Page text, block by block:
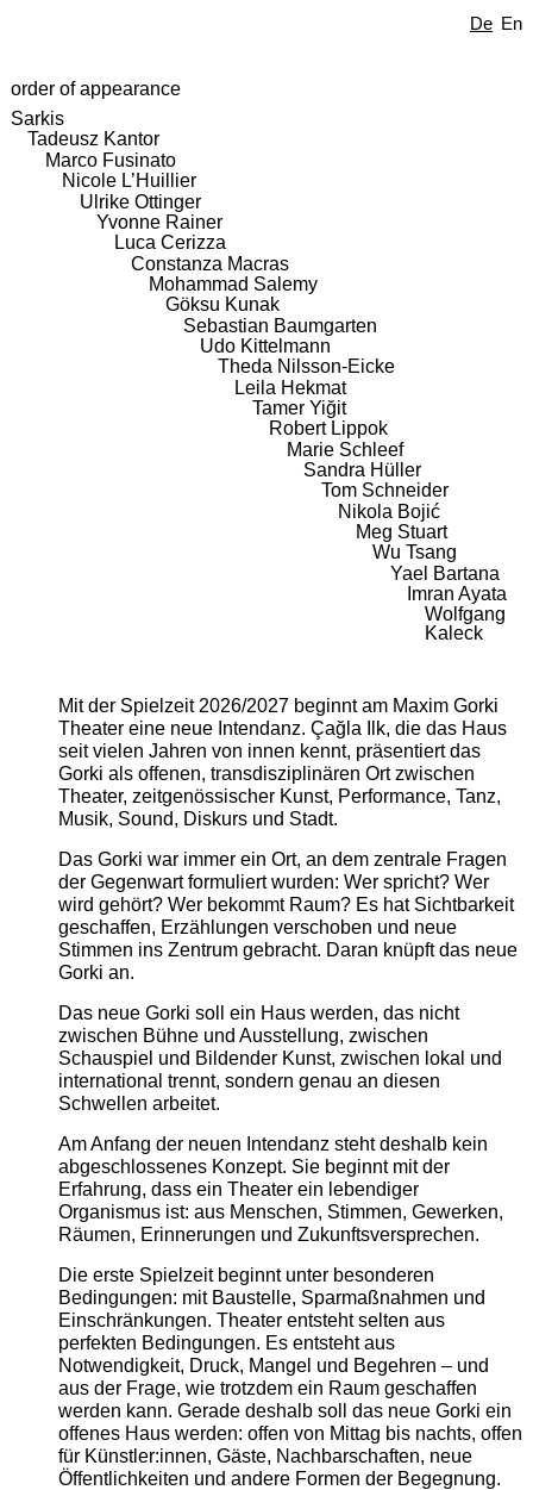
De En
order of appearance
Sarkis
Tadeusz Kantor
Marco Fusinato
Nicole L’Huillier
Ulrike Ottinger
Yvonne Rainer
Luca Cerizza
Constanza Macras
Mohammad Salemy
Göksu Kunak
Sebastian Baumgarten
Udo Kittelmann
Theda Nilsson-Eicke
Leila Hekmat
Tamer Yiğit
Robert Lippok
Marie Schleef
Sandra Hüller
Tom Schneider
Nikola Bojić
Meg Stuart
Wu Tsang
Yael Bartana
Imran Ayata
Wolfgang
Kaleck
Mit der Spielzeit 2026/2027 beginnt am Maxim Gorki
Theater eine neue Intendanz. Çağla Ilk, die das Haus
seit vielen Jahren von innen kennt, präsentiert das
Gorki als offenen, transdisziplinären Ort zwischen
Theater, zeitgenössischer Kunst, Performance, Tanz,
Musik, Sound, Diskurs und Stadt.
Das Gorki war immer ein Ort, an dem zentrale Fragen
der Gegenwart formuliert wurden: Wer spricht? Wer
wird gehört? Wer bekommt Raum? Es hat Sichtbarkeit
geschaffen, Erzählungen verschoben und neue
Stimmen ins Zentrum gebracht. Daran knüpft das neue
Gorki an.
Das neue Gorki soll ein Haus werden, das nicht
zwischen Bühne und Ausstellung, zwischen
Schauspiel und Bildender Kunst, zwischen lokal und
international trennt, sondern genau an diesen
Schwellen arbeitet.
Am Anfang der neuen Intendanz steht deshalb kein
abgeschlossenes Konzept. Sie beginnt mit der
Erfahrung, dass ein Theater ein lebendiger
Organismus ist: aus Menschen, Stimmen, Gewerken,
Räumen, Erinnerungen und Zukunftsversprechen.
Die erste Spielzeit beginnt unter besonderen
Bedingungen: mit Baustelle, Sparmaßnahmen und
Einschränkungen. Theater entsteht selten aus
perfekten Bedingungen. Es entsteht aus
Notwendigkeit, Druck, Mangel und Begehren – und
aus der Frage, wie trotzdem ein Raum geschaffen
werden kann. Gerade deshalb soll das neue Gorki ein
offenes Haus werden: offen von Mittag bis nachts, offen
für Künstler:innen, Gäste, Nachbarschaften, neue
Öffentlichkeiten und andere Formen der Begegnung.